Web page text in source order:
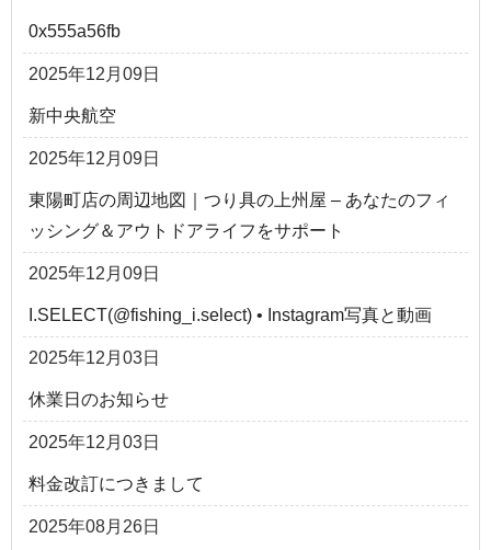
0x555a56fb
2025年12月09日
新中央航空
2025年12月09日
東陽町店の周辺地図｜つり具の上州屋 – あなたのフィ
ッシング＆アウトドアライフをサポート
2025年12月09日
I.SELECT(@fishing_i.select) • Instagram写真と動画
2025年12月03日
休業日のお知らせ
2025年12月03日
料金改訂につきまして
2025年08月26日